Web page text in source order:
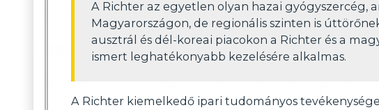
A Richter az egyetlen olyan hazai gyógyszercég,
Magyarországon, de regionális szinten is
ausztrál és dél-koreai piacokon a Richter és a
ismert leghatékonyabb kezelésére alkalmas.
A Richter kiemelkedő ipari tudományos